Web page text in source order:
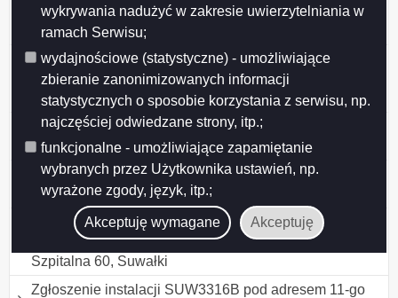
wykrywania nadużyć w zakresie uwierzytelniania w
ramach Serwisu;
wydajnościowe (statystyczne) - umożliwiające
zbieranie zanonimizowanych informacji
statystycznych o sposobie korzystania z serwisu, np.
najczęściej odwiedzane strony, itp.;
funkcjonalne - umożliwiające zapamiętanie
wybranych przez Użytkownika ustawień, np.
wyrażone zgody, język, itp.;
Akceptuję wymagane Akceptuję
rodzaju emisji dla instalacji radiokomunikacyjnej 24584
(97006N!) WSU_SUWALKI_HUBALA5
Informacja o zmianie danych w zakresie wielkości i
rodzaju emisji dla instalacji radiokomunikacyjnej 24548
(97002N!) WSU_SUWALKI_WYSZYNSKIEGO
Zgłoszenie zmian w instalacji 97996 Suwałki Wschód
ul. Piaskowa
Informacja o zmianie danych w instalacji nr
SUW3303A ul. Szpitalna 60, Suwałki
Sprawozdanie z pomiarów pól elektromagnetycznych
nr 17/10/OŚ/2023-P4-W stacja SUW3303A ul.
Szpitalna 60, Suwałki
Zgłoszenie instalacji SUW3316B pod adresem 11-go